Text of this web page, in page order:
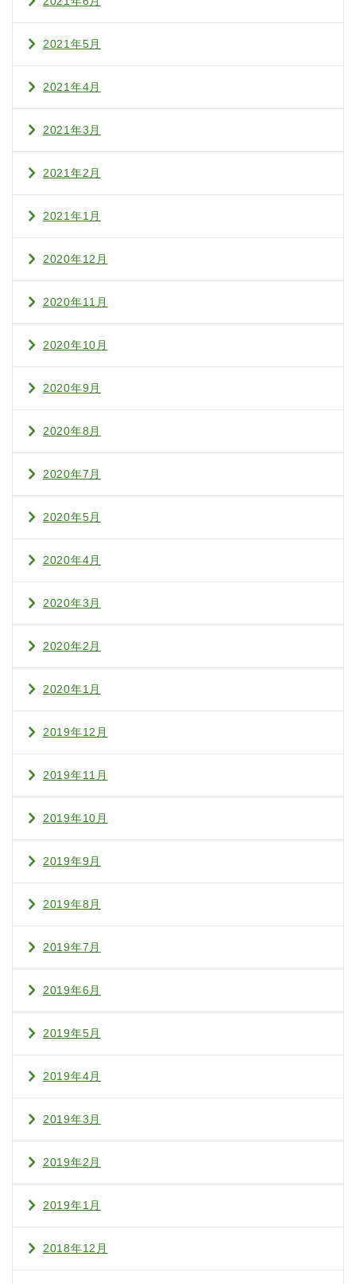
2021年5月
2021年4月
2021年3月
2021年2月
2021年1月
2020年12月
2020年11月
2020年10月
2020年9月
2020年8月
2020年7月
2020年5月
2020年4月
2020年3月
2020年2月
2020年1月
2019年12月
2019年11月
2019年10月
2019年9月
2019年8月
2019年7月
2019年6月
2019年5月
2019年4月
2019年3月
2019年2月
2019年1月
2018年12月